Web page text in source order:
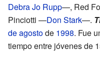
Debra Jo Rupp—, Red
Pinciotti —Don Stark—.
de agostode 1998. Fue
tiempo entre jóvenes de